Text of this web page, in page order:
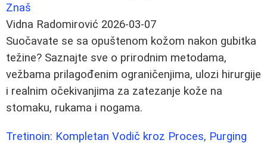
Znaš
Vidna Radomirović 2026-03-07
Suočavate se sa opuštenom kožom nakon gubitka
težine? Saznajte sve o prirodnim metodama,
vežbama prilagođenim ograničenjima, ulozi hirurgije
i realnim očekivanjima za zatezanje kože na
stomaku, rukama i nogama.
Tretinoin: Kompletan Vodič kroz Proces, Purging